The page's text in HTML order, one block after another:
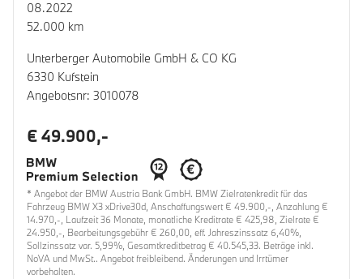
08.2022
52.000 km
Unterberger Automobile GmbH & CO KG
6330 Kufstein
Angebotsnr: 3010078
€ 49.900,-
* Angebot der BMW Austria Bank GmbH. BMW Zielratenkredit für das
Fahrzeug BMW X3 xDrive30d, Anschaffungswert € 49.900,-, Anzahlung €
14.970,-, Laufzeit 36 Monate, monatliche Kreditrate € 425,98, Zielrate €
24.950,-, Bearbeitungsgebühr € 260,00, eff. Jahreszinssatz 6,40%,
Sollzinssatz var. 5,99%, Gesamtkreditbetrag € 40.545,33. Beträge inkl.
NoVA und MwSt.. Angebot freibleibend. Änderungen und Irrtümer
vorbehalten.